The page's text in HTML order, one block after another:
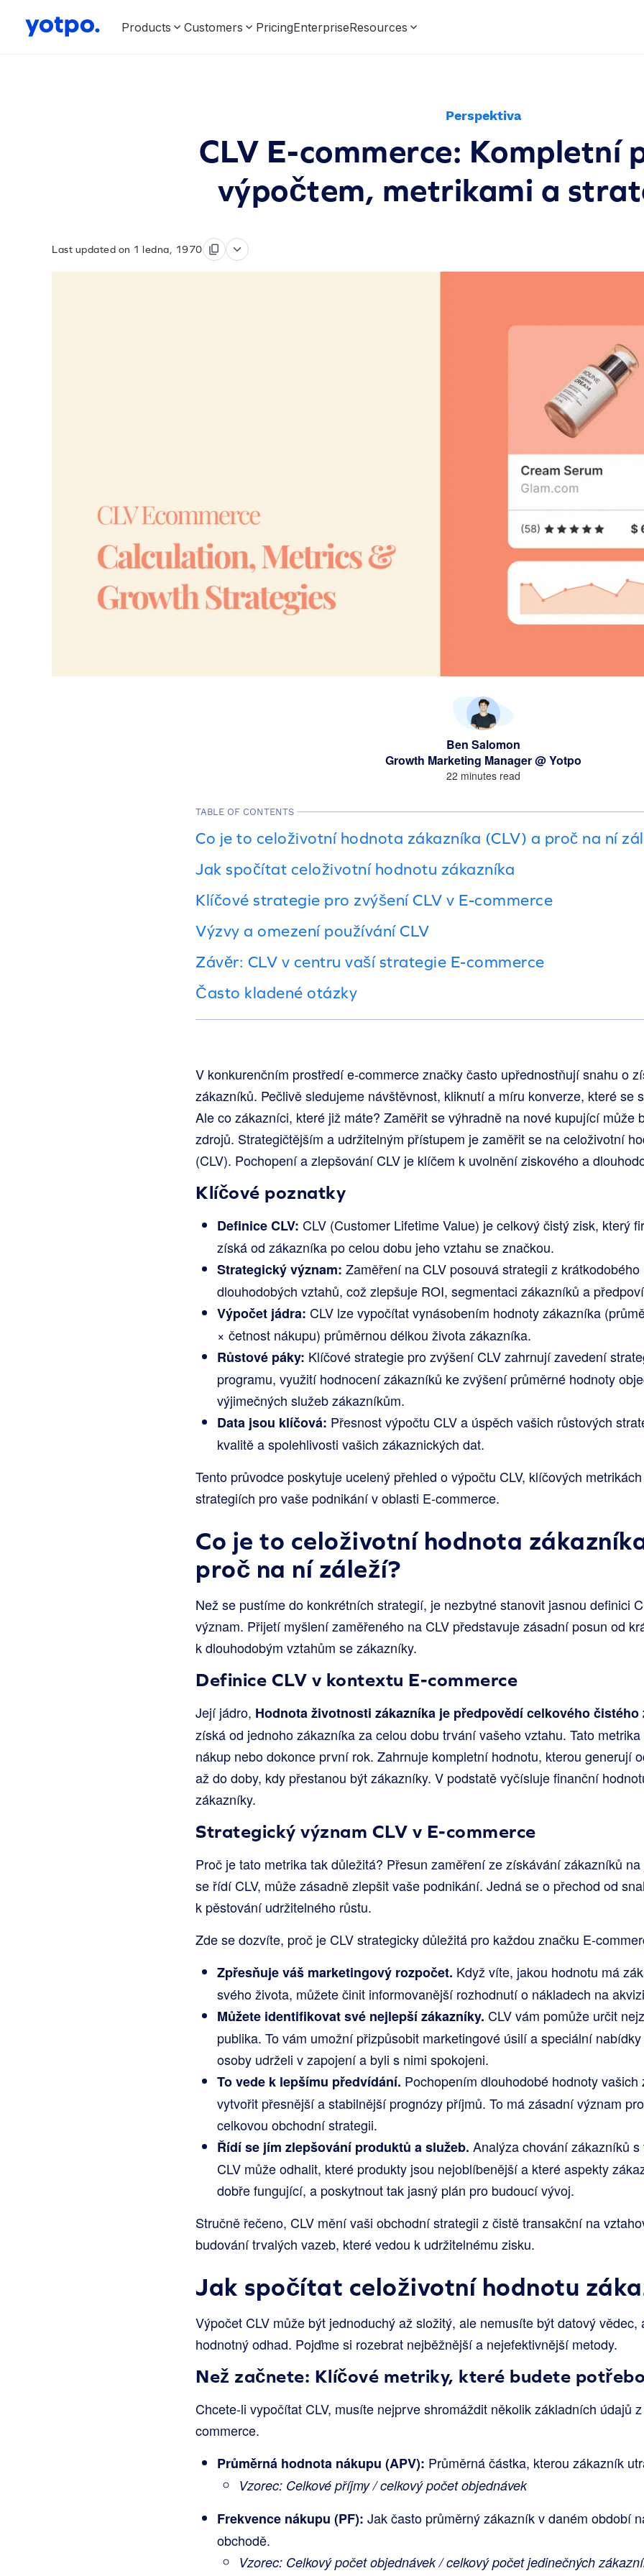
Products Customers PricingEnterpriseResources
Perspektiva
CLV E-commerce: Kompletní
výpočtem, metrikami a
Last updated on 1 ledna, 1970
Ben Salomon
Growth Marketing Manager @ Yotpo
22 minutes read
TABLE OF CONTENTS
Co je to celoživotní hodnota zákazníka (CLV) a proč na ní
Jak spočítat celoživotní hodnotu zákazníka
Klíčové strategie pro zvýšení CLV v E-commerce
Výzvy a omezení používání CLV
Závěr: CLV v centru vaší strategie E-commerce
Často kladené otázky
V konkurenčním prostředí e-commerce značky často upřednostňují snahu o
zákazníků. Pečlivě sledujeme návštěvnost, kliknutí a míru konverze, které se
Ale co zákazníci, které již máte? Zaměřit se výhradně na nové kupující může
zdrojů. Strategičtějším a udržitelným přístupem je zaměřit se na celoživotní
(CLV). Pochopení a zlepšování CLV je klíčem k uvolnění ziskového a
Klíčové poznatky
Definice CLV: CLV (Customer Lifetime Value) je celkový čistý zisk, který
získá od zákazníka po celou dobu jeho vztahu se značkou.
Strategický význam: Zaměření na CLV posouvá strategii z
dlouhodobých vztahů, což zlepšuje ROI, segmentaci zákazníků a
Výpočet jádra: CLV lze vypočítat vynásobením hodnoty zákazníka
× četnost nákupu) průměrnou délkou života zákazníka.
Růstové páky: Klíčové strategie pro zvýšení CLV zahrnují zavedení
programu, využití hodnocení zákazníků ke zvýšení průměrné hodnoty
výjimečných služeb zákazníkům.
Data jsou klíčová: Přesnost výpočtu CLV a úspěch vašich růstových
kvalitě a spolehlivosti vašich zákaznických dat.
Tento průvodce poskytuje ucelený přehled o výpočtu CLV, klíčových
strategiích pro vaše podnikání v oblasti E-commerce.
Co je to celoživotní hodnota
proč na ní záleží?
Než se pustíme do konkrétních strategií, je nezbytné stanovit jasnou definici
význam. Přijetí myšlení zaměřeného na CLV představuje zásadní posun od
k dlouhodobým vztahům se zákazníky.
Definice CLV v kontextu E-commerce
Její jádro, Hodnota životnosti zákazníka je předpovědí celkového čistého
získá od jednoho zákazníka za celou dobu trvání vašeho vztahu. Tato
nákup nebo dokonce první rok. Zahrnuje kompletní hodnotu, kterou generují
až do doby, kdy přestanou být zákazníky. V podstatě vyčísluje finanční
zákazníky.
Strategický význam CLV v E-commerce
Proč je tato metrika tak důležitá? Přesun zaměření ze získávání zákazníků
se řídí CLV, může zásadně zlepšit vaše podnikání. Jedná se o přechod od
k pěstování udržitelného růstu.
Zde se dozvíte, proč je CLV strategicky důležitá pro každou značku E-
Zpřesňuje váš marketingový rozpočet. Když víte, jakou hodnotu má
svého života, můžete činit informovanější rozhodnutí o nákladech na
Můžete identifikovat své nejlepší zákazníky. CLV vám pomůže určit
publika. To vám umožní přizpůsobit marketingové úsilí a speciální
osoby udrželi v zapojení a byli s nimi spokojeni.
To vede k lepšímu předvídání. Pochopením dlouhodobé hodnoty
vytvořit přesnější a stabilnější prognózy příjmů. To má zásadní význam
celkovou obchodní strategii.
Řídí se jím zlepšování produktů a služeb. Analýza chování zákazníků
CLV může odhalit, které produkty jsou nejoblíbenější a které aspekty
dobře fungující, a poskytnout tak jasný plán pro budoucí vývoj.
Stručně řečeno, CLV mění vaši obchodní strategii z čistě transakční na
budování trvalých vazeb, které vedou k udržitelnému zisku.
Jak spočítat celoživotní hodnotu
Výpočet CLV může být jednoduchý až složitý, ale nemusíte být datový vědec,
hodnotný odhad. Pojďme si rozebrat nejběžnější a nejefektivnější metody.
Než začnete: Klíčové metriky, které budete
Chcete-li vypočítat CLV, musíte nejprve shromáždit několik základních údajů
commerce.
Průměrná hodnota nákupu (APV): Průměrná částka, kterou zákazník
Vzorec: Celkové příjmy / celkový počet objednávek
Frekvence nákupu (PF): Jak často průměrný zákazník v daném období
obchodě.
Vzorec: Celkový počet objednávek / celkový počet jedinečných